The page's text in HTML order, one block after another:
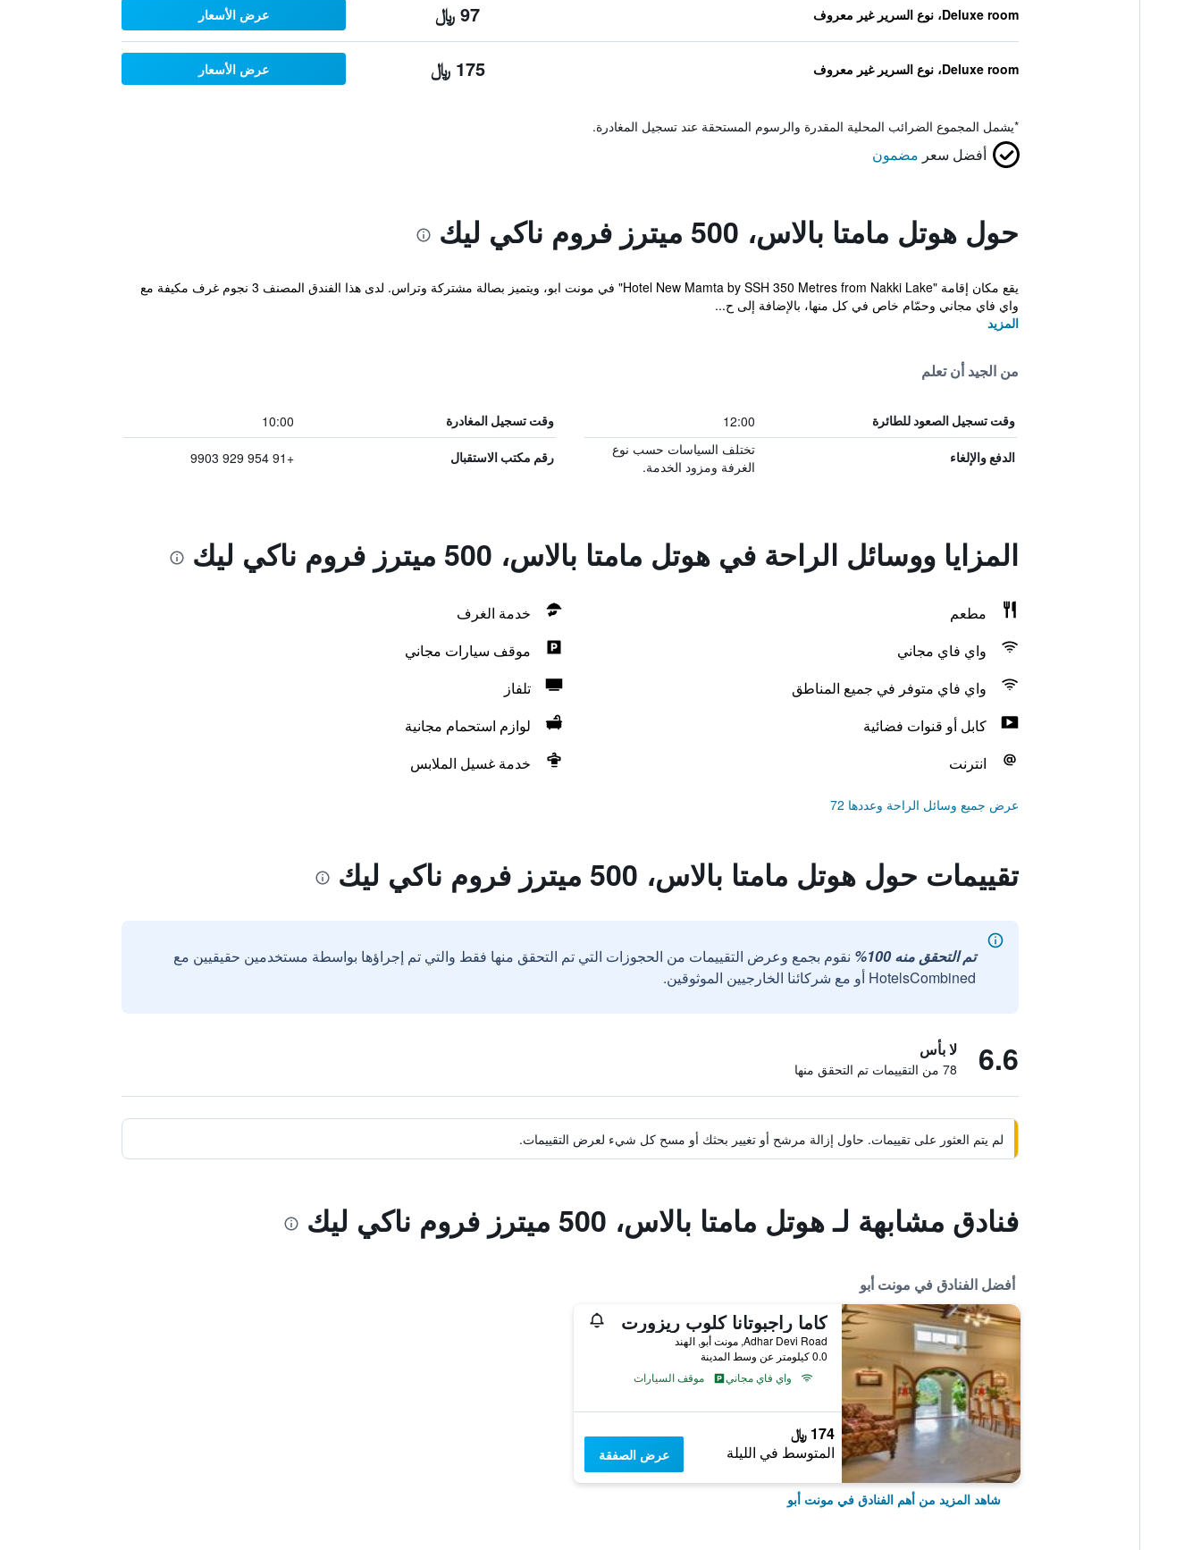
Deluxe room، نوع السرير غير معروف 97 ﷼ عرض الأسعار
Deluxe room، نوع السرير غير معروف 175 ﷼ عرض الأسعار
*يشمل المجموع الضرائب المحلية المقدرة والرسوم المستحقة عند تسجيل المغادرة.
أفضل سعر مضمون
حول هوتل مامتا بالاس، 500 ميترز فروم ناكي ليك
يقع مكان إقامة "Hotel New Mamta by SSH 350 Metres from Nakki Lake" في مونت ابو، ويتميز بصالة مشتركة وتراس. لدى هذا الفندق المصنف 3 نجوم غرف مكيفة مع
واي فاي مجاني وحمّام خاص في كل منها، بالإضافة إلى ح...
المزيد
من الجيد أن تعلم
وقت تسجيل الصعود للطائرة 12:00 وقت تسجيل المغادرة 10:00
الدفع والإلغاء
تختلف السياسات حسب نوع
الغرفة ومزود الخدمة.
رقم مكتب الاستقبال +91 954 929 9903
المزايا ووسائل الراحة في هوتل مامتا بالاس، 500 ميترز فروم ناكي ليك
مطعم
خدمة الغرف
واي فاي مجاني
موقف سيارات مجاني
واي فاي متوفر في جميع المناطق
تلفاز
كابل أو قنوات فضائية
لوازم استحمام مجانية
انترنت
خدمة غسيل الملابس
عرض جميع وسائل الراحة وعددها 72
تقييمات حول هوتل مامتا بالاس، 500 ميترز فروم ناكي ليك
تم التحقق منه 100%
نقوم بجمع وعرض التقييمات من الحجوزات التي تم التحقق منها فقط والتي تم إجراؤها بواسطة مستخدمين حقيقيين مع
HotelsCombined أو مع شركائنا الخارجيين الموثوقين.
6.6 لا بأس
78 من التقييمات تم التحقق منها
لم يتم العثور على تقييمات. حاول إزالة مرشح أو تغيير بحثك أو مسح كل شيء لعرض التقييمات.
فنادق مشابهة لـ هوتل مامتا بالاس، 500 ميترز فروم ناكي ليك
أفضل الفنادق في مونت أبو
كاما راجبوتانا كلوب ريزورت
Adhar Devi Road, مونت أبو, الهند
0.0 كيلومتر عن وسط المدينة
واي فاي مجاني
موقف السيارات
174 ﷼
المتوسط في الليلة عرض الصفقة
شاهد المزيد من أهم الفنادق في مونت أبو